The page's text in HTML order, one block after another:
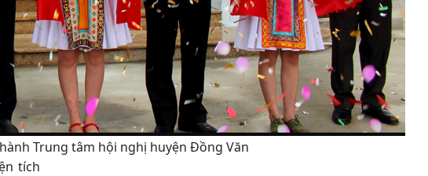
Trung tâm hội nghị huyện Đồng Văn
tích